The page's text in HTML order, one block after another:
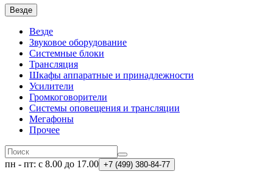
Везде
Везде
Звуковое оборудование
Системные блоки
Трансляция
Шкафы аппаратные и принадлежности
Усилители
Громкоговорители
Системы оповещения и трансляции
Мегафоны
Прочее
пн - пт: с 8.00 до 17.00 +7 (499) 380-84-77